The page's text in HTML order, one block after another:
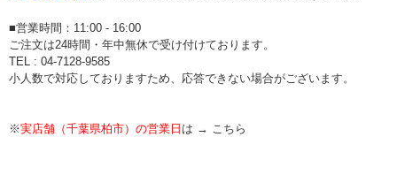
■営業時間：11:00 - 16:00
ご注文は24時間・年中無休で受け付けております。
TEL : 04-7128-9585
小人数で対応しておりますため、応答できない場合がございます。
※実店舗（千葉県柏市）の営業日 は → こちら